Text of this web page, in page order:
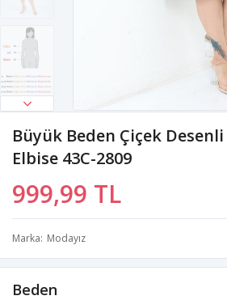
Büyük Beden Çiçek
Elbise 43C-2809
999,99 TL
Marka Modayız
Beden